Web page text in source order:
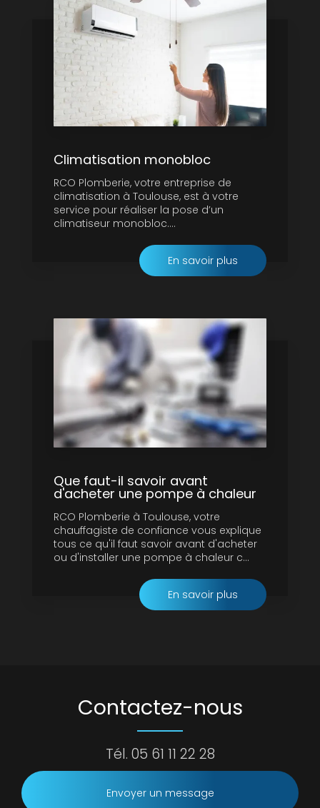
Climatisation monobloc
RCO Plomberie, votre entreprise de
climatisation à Toulouse, est à votre
service pour réaliser la pose d’un
climatiseur monobloc....
En savoir plus
Que faut-il savoir avant
d'acheter une pompe à chaleur
RCO Plomberie à Toulouse, votre
chauffagiste de confiance vous explique
tous ce qu'il faut savoir avant d'acheter
ou d'installer une pompe à chaleur c...
En savoir plus
Contactez-nous
Tél. 05 61 11 22 28
Envoyer un message